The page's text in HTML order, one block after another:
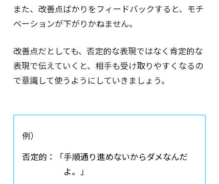
また、改善点ばかりをフィードバックすると、モチ
ベーションが下がりかねません。
改善点だとしても、否定的な表現ではなく肯定的な
表現で伝えていくと、相手も受け取りやすくなるの
で意識して使うようにしていきましょう。
例）
否定的：「手順通り進めないからダメなんだ
よ。」